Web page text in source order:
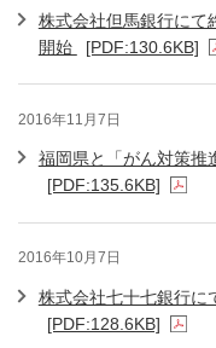
株式会社但馬銀行にて
開始
[PDF:130.6KB]
2016年11月7日
福岡県と「がん対策推
[PDF:135.6KB]
2016年10月7日
株式会社七十七銀行に
[PDF:128.6KB]